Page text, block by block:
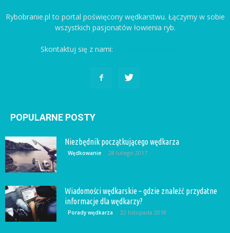
Rybobranie.pl to portal poświęcony wędkarstwu. Łączymy w sobie
wszystkich pasjonatów łowienia ryb.
Skontaktuj się z nami:
POPULARNE POSTY
Niezbędnik początkującego wędkarza
Wędkowanie 28 lutego 2017
Wiadomości wędkarskie – gdzie znaleźć przydatne
informacje dla wędkarzy?
Porady wędkarza 22 listopada 2018